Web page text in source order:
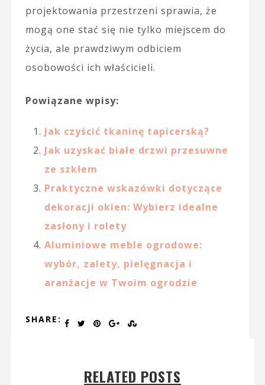
projektowania przestrzeni sprawia, że
mogą one stać się nie tylko miejscem do
życia, ale prawdziwym odbiciem
osobowości ich właścicieli.
Powiązane wpisy:
Jak czyścić tkaninę tapicerską?
Jak uzyskać białe drzwi przesuwne
ze szkłem
Praktyczne wskazówki dotyczące
dekoracji okien: Wybierz idealne
zasłony i rolety
Aluminiowe meble ogrodowe:
wybór, zalety, pielęgnacja i
aranżacje w Twoim ogrodzie
SHARE:
RELATED POSTS